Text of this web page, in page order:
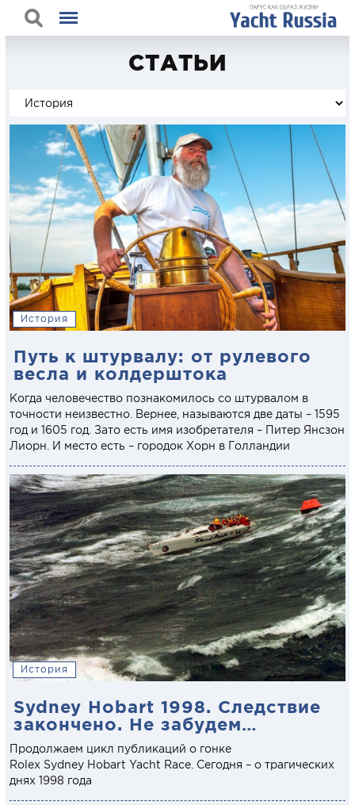
СТАТЬИ
История
Путь к штурвалу: от рулевого
весла и колдерштока
Когда человечество познакомилось со штурвалом в
точности неизвестно. Вернее, называются две даты – 1595
год и 1605 год. Зато есть имя изобретателя – Питер Янсзон
Лиорн. И место есть – городок Хорн в Голландии
История
Sydney Hobart 1998. Следствие
закончено. Не забудем…
Продолжаем цикл публикаций о гонке
Rolex Sydney Hobart Yacht Racе. Сегодня – о трагических
днях 1998 года